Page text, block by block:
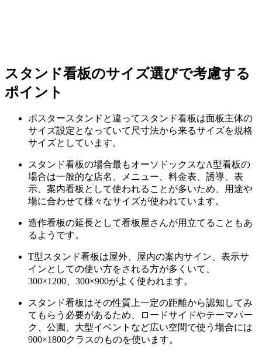
スタンド看板のサイズ選びで考慮する
ポイント
ポスタースタンドと違ってスタンド看板は面板主体の
サイズ設定となっていて尺寸法から来るサイズを規格
サイズとしています。
スタンド看板の場合最もオーソドックスなA型看板の
場合は一般的な店名、メニュー、料金表、誘導、表
示、案内看板として使われることが多いため、用途や
場に合わせて様々なサイズが使われています。
造作看板の延長として看板屋さんが用立てることもあ
るようです。
T型スタンド看板は屋外、屋内の案内サイン、表示サ
インとしての使い方をされる方が多くいて、
300×1200、300×900がよく使われます。
スタンド看板はその性質上一定の距離から認知してみ
てもらう必要があるため、ロードサイドやテーマパー
ク、公園、大型イベントなど広い空間で使う場合には
900×1800クラスのものを使います。